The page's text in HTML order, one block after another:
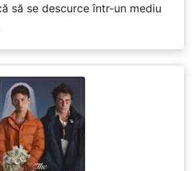
să se descurce într-un mediu